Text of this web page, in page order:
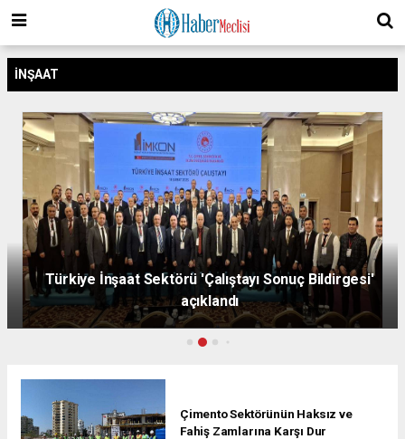
İNŞAAT
Türkiye İnşaat Sektörü 'Çalıştayı Sonuç Bildirgesi'
açıklandı
Çimento Sektörünün Haksız ve
Fahiş Zamlarına Karşı Dur